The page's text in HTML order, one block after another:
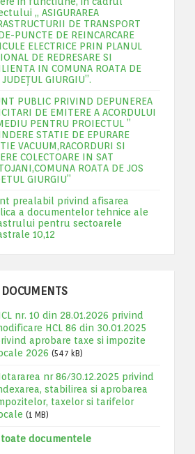
„ ASIGURAREA
DE TRANSPORT
PUNCTE DE REINCARCARE
ELECTRICE PRIN PLANUL
DE REDRESARE SI
IN COMUNA ROATA DE
JUDEŢUL GIURGIU”.
PUBLIC PRIVIND DEPUNEREA
DE EMITERE A ACORDULUI
PENTRU PROIECTUL ”
STATIE DE EPURARE
VACUUM,RACORDURI SI
COLECTOARE IN SAT
ROATA DE JOS
GIURGIU”
prealabil privind afisarea
a documentelor tehnice ale
pentru sectoarele
10,12
DOCUMENTS
nr. 10 din 28.01.2026 privind
HCL 86 din 30.01.2025
aprobare taxe si impozite
2026 (547 kB)
nr 86/30.12.2025 privind
stabilirea si aprobarea
taxelor si tarifelor
(1 MB)
toate documentele